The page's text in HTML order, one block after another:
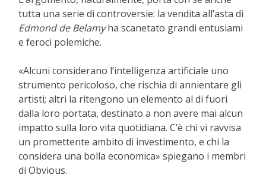
tutta una serie di controversie: la vendita all’asta di
Edmond de Belamyha scanetato grandi entusiami
e feroci polemiche.
«Alcuni considerano l’intelligenza artificiale uno
strumento pericoloso, che rischia di annientare gli
artisti; altri la ritengono un elemento al di fuori
dalla loro portata, destinato a non avere mai alcun
impatto sulla loro vita quotidiana. C’è chi vi ravvisa
un promettente ambito di investimento, e chi la
considera una bolla economica» spiegano i membri
di Obvious.